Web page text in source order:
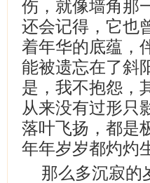
伤，就像墙角那
还会记得，它也
着年华的底蕴，
能被遗忘在了斜
是，我不抱怨，
从来没有过形只
落叶飞扬，都是
年年岁岁都灼灼
那么多沉寂的